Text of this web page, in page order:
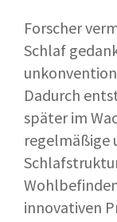
Forscher
Schlaf
Dadurch
später im
regelmäßige
innovativen